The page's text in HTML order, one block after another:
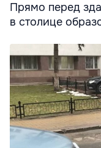
Прямо перед
в столице